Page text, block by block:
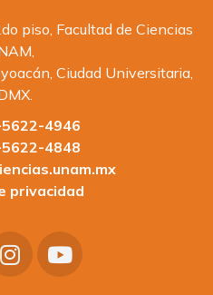
piso, Facultad de Ciencias
Ciudad Universitaria,
4946
4848
privacidad